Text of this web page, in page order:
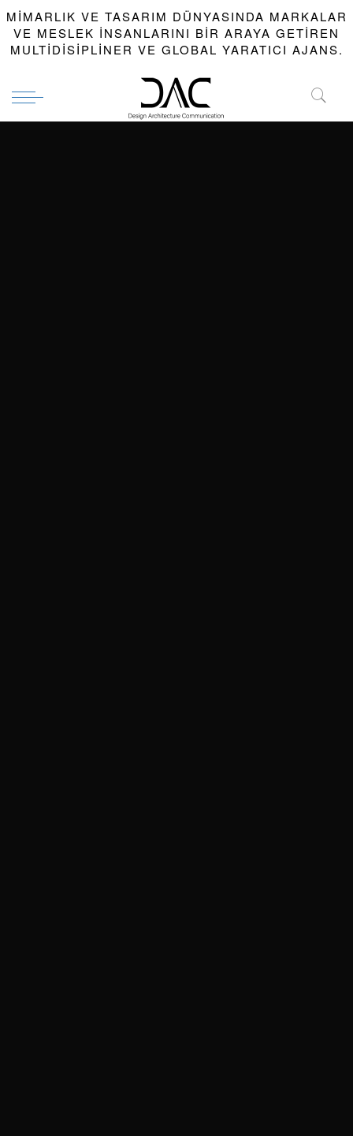
MIMARLIK VE TASARIM DÜNYASINDA MARKALAR
VE MESLEK INSANLARINI BIR ARAYA GETIREN
MULTIDISIPLINER VE GLOBAL YARATICI AJANS.